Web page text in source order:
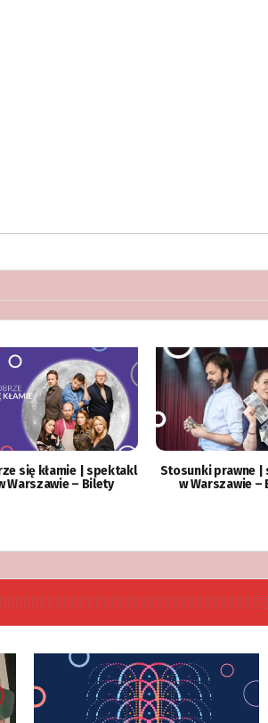
się kłamie | spektakl
Warszawie – Bilety
Stosunki prawne |
w Warszawie –